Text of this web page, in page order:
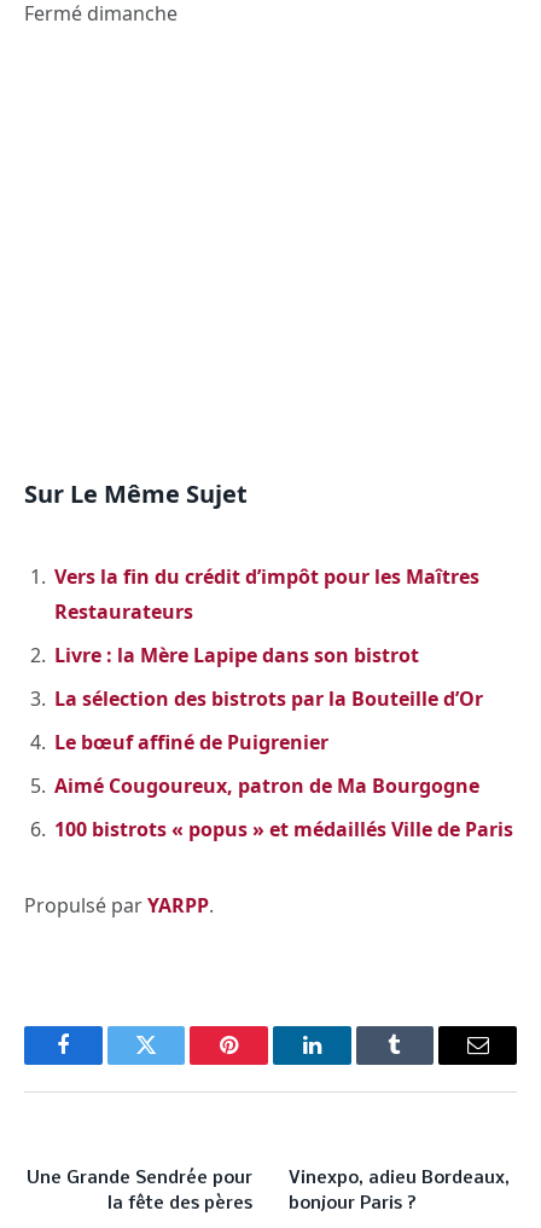
Fermé dimanche
Sur Le Même Sujet
Vers la fin du crédit d’impôt pour les Maîtres
Restaurateurs
Livre : la Mère Lapipe dans son bistrot
La sélection des bistrots par la Bouteille d’Or
Le bœuf affiné de Puigrenier
Aimé Cougoureux, patron de Ma Bourgogne
100 bistrots « popus » et médaillés Ville de Paris
Propulsé parYARPP.
FacebookTwitter Pinterest LinkedInTumblr Email
Une Grande Sendrée pour
la fête des pères
Vinexpo, adieu Bordeaux,
bonjour Paris ?